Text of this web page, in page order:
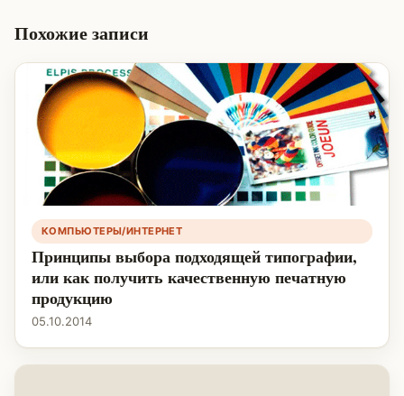
Похожие записи
КОМПЬЮТЕРЫ/ИНТЕРНЕТ
Принципы выбора подходящей типографии,
или как получить качественную печатную
продукцию
05.10.2014